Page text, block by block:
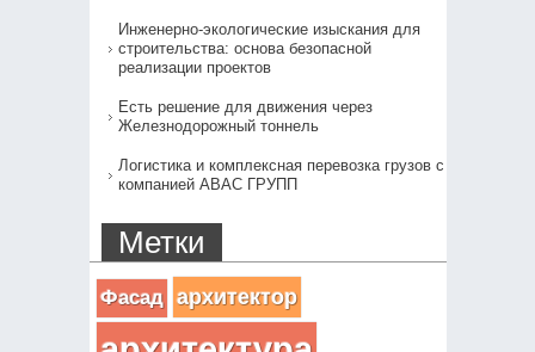
Инженерно-экологические изыскания для
строительства: основа безопасной
реализации проектов
Есть решение для движения через
Железнодорожный тоннель
Логистика и комплексная перевозка грузов с
компанией АВАС ГРУПП
Метки
Фасад архитектор